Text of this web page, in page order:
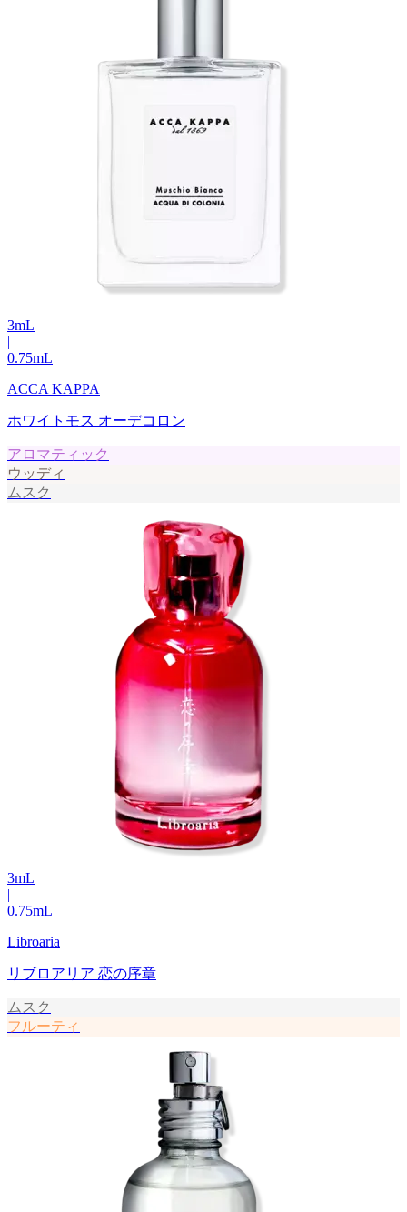
3mL
|
0.75mL
ACCA KAPPA
ホワイトモス オーデコロン
アロマティック
ウッディ
ムスク
3mL
|
0.75mL
Libroaria
リブロアリア 恋の序章
ムスク
フルーティ